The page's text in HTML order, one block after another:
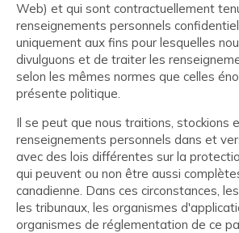
Web) et qui sont contractuellement
renseignements personnels
uniquement aux fins pour lesquelles
divulguons et de traiter les
selon les mêmes normes que celles
présente politique.
Il se peut que nous traitions, stockions
renseignements personnels dans et
avec des lois différentes sur la
qui peuvent ou non être aussi
canadienne. Dans ces circonstances,
les tribunaux, les organismes
organismes de réglementation de ce